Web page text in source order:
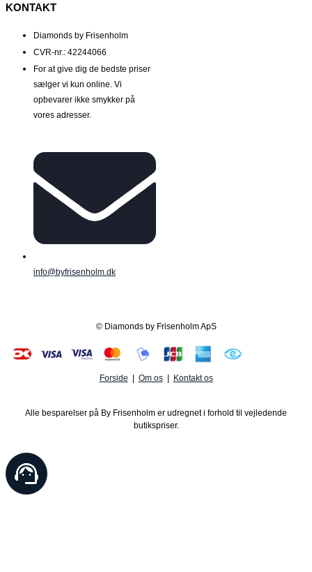
KONTAKT
Diamonds by Frisenholm
CVR-nr.: 42244066
For at give dig de bedste priser
sælger vi kun online. Vi
opbevarer ikke smykker på
vores adresser.
info@byfrisenholm.dk
© Diamonds by Frisenholm ApS
Forside Om os| Kontakt os
Alle besparelser på By Frisenholm er udregnet i forhold til vejledende
butikspriser.